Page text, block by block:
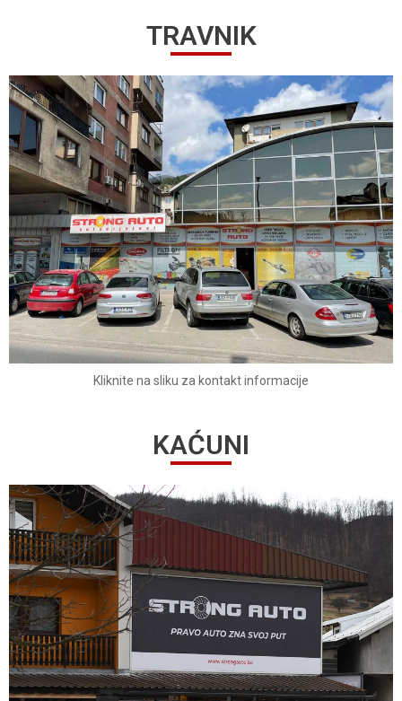
TRAVNIK
Kliknite na sliku za kontakt informacije
KAĆUNI